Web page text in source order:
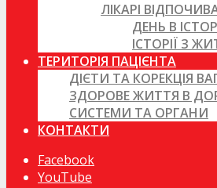
ЛІКАРІ
ДЕНЬ В
ІСТОРІЇ З
ТЕРИТОРІЯ ПАЦІЄНТА
ДІЄТИ ТА КОРЕКЦІЯ
ЗДОРОВЕ ЖИТТЯ В
СИСТЕМИ ТА ОРГАНИ
КОНТАКТИ
Facebook
YouTube